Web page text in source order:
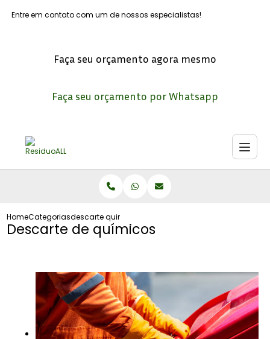
Entre em contato com um de nossos especialistas!
Faça seu orçamento agora mesmo
Faça seu orçamento por Whatsapp
HomeCategoriasdescarte quimicos
Descarte de químicos